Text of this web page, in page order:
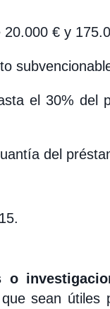
20.000 € y
el 30% del
del
o
sean útiles